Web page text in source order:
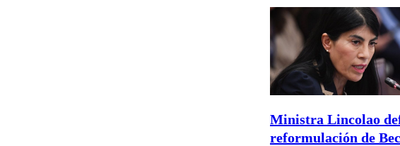
Ministra Lincolao
reformulación de